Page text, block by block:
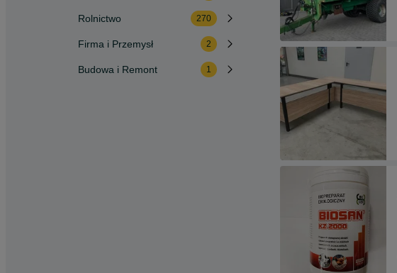
Rolnictwo 270
Firma i Przemysł 2
Budowa i Remont 1